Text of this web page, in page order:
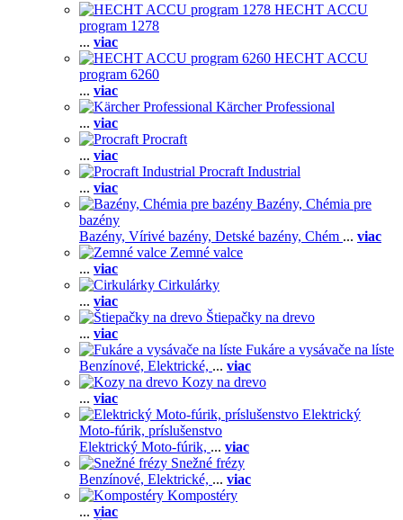
HECHT ACCU
program 1278
... viac
HECHT ACCU
program 6260
... viac
Kärcher Professional
... viac
Procraft
... viac
Procraft Industrial
... viac
Bazény, Chémia pre
bazény
Bazény, Vírivé bazény, Detské bazény, Chém ... viac
Zemné valce
... viac
Cirkulárky
... viac
Štiepačky na drevo
... viac
Fukáre a vysávače na líste
Benzínové, Elektrické, ... viac
Kozy na drevo
... viac
Elektrický
Moto-fúrik, príslušenstvo
Elektrický Moto-fúrik, ... viac
Snežné frézy
Benzínové, Elektrické, ... viac
Kompostéry
... viac